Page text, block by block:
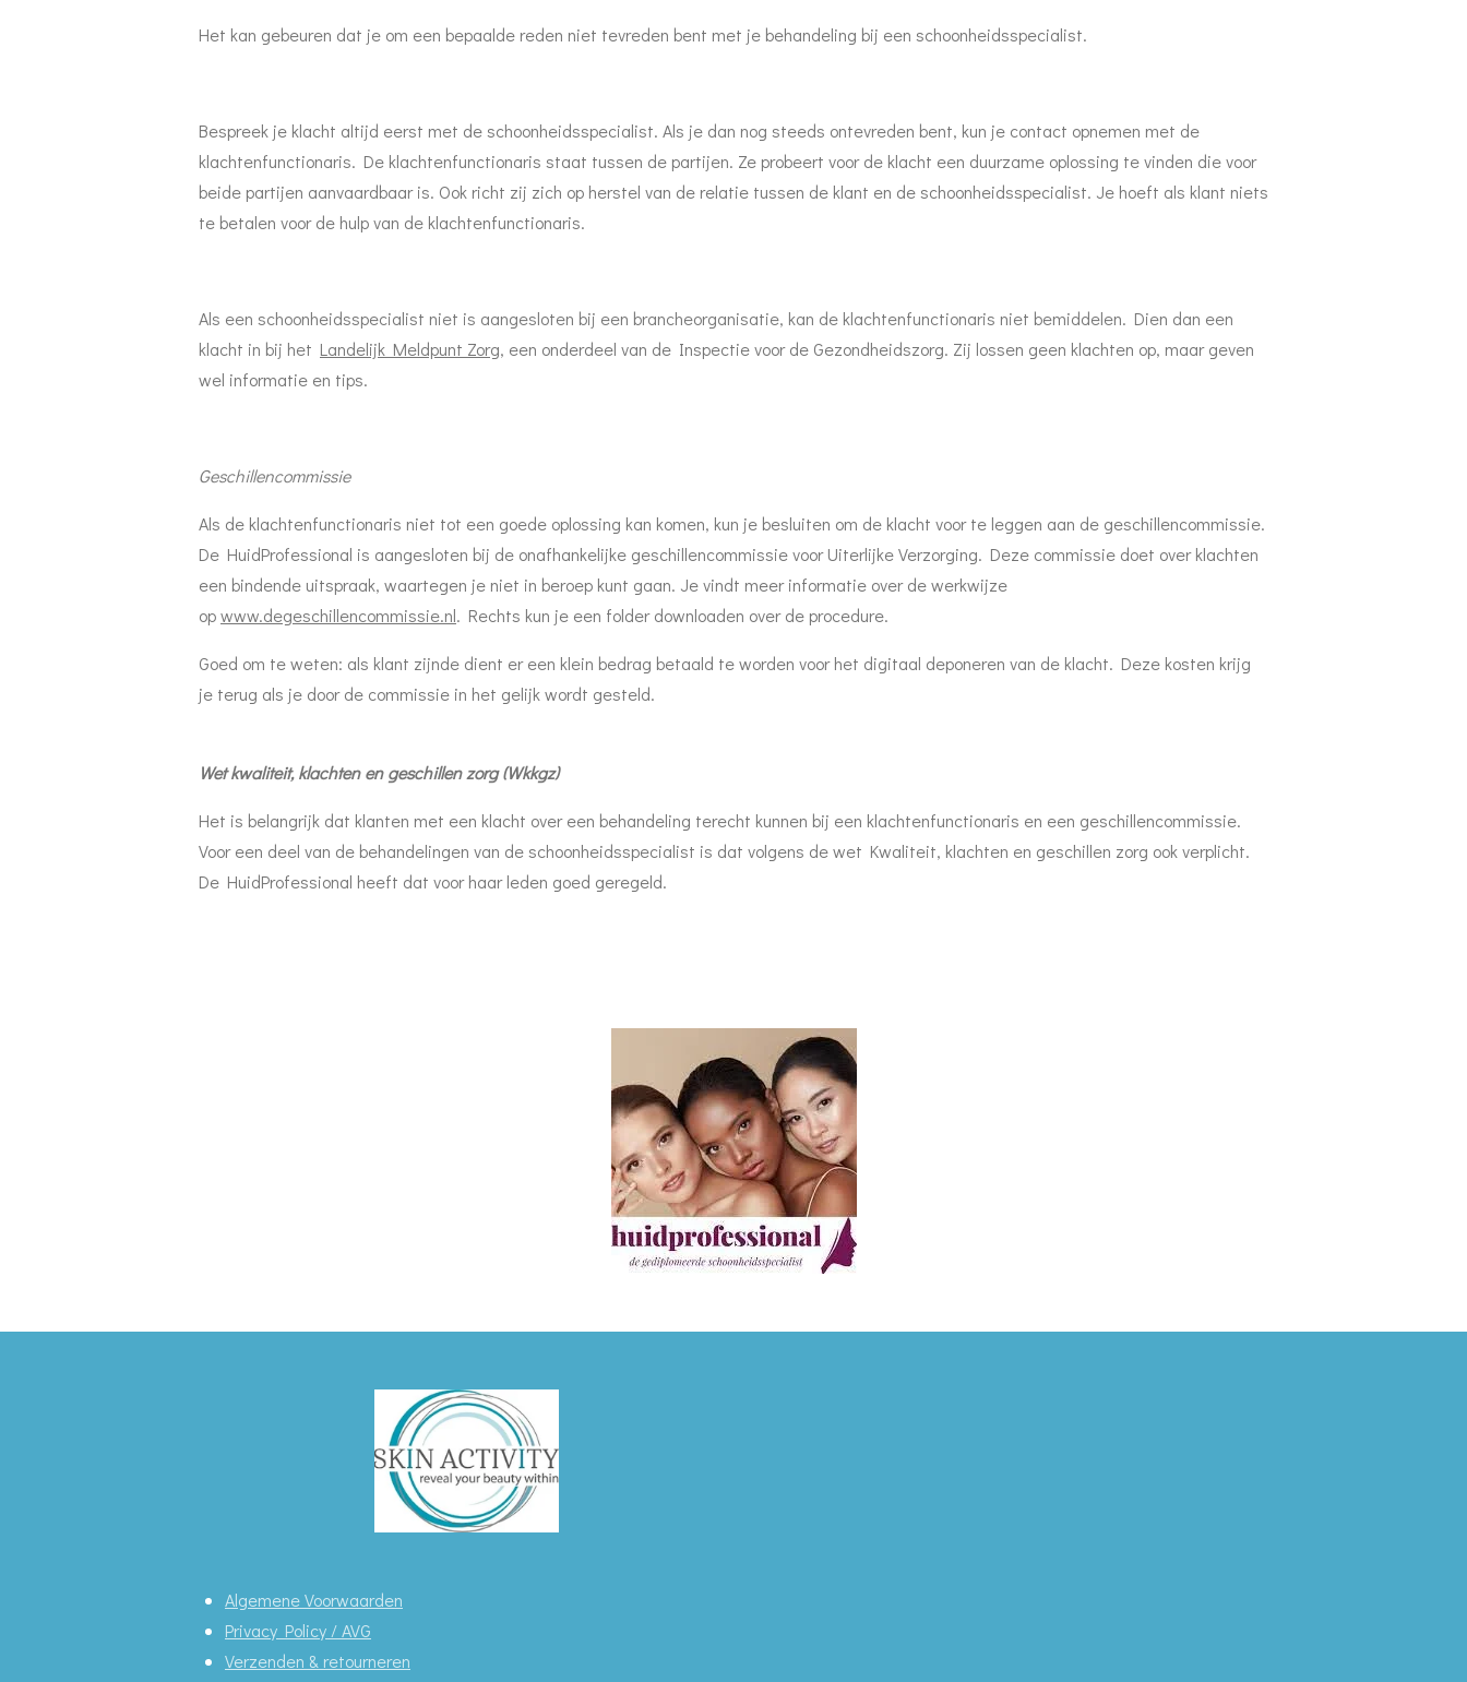
Het kan gebeuren dat je om een bepaalde reden niet tevreden bent met je behandeling bij een schoonheidsspecialist.
Bespreek je klacht altijd eerst met de schoonheidsspecialist. Als je dan nog steeds ontevreden bent, kun je contact opnemen met de
klachtenfunctionaris. De klachtenfunctionaris staat tussen de partijen. Ze probeert voor de klacht een duurzame oplossing te vinden die voor
beide partijen aanvaardbaar is. Ook richt zij zich op herstel van de relatie tussen de klant en de schoonheidsspecialist. Je hoeft als klant niets
te betalen voor de hulp van de klachtenfunctionaris.
Als een schoonheidsspecialist niet is aangesloten bij een brancheorganisatie, kan de klachtenfunctionaris niet bemiddelen. Dien dan een
klacht in bij het Landelijk Meldpunt Zorg, een onderdeel van de Inspectie voor de Gezondheidszorg. Zij lossen geen klachten op, maar geven
wel informatie en tips.
Geschillencommissie
Als de klachtenfunctionaris niet tot een goede oplossing kan komen, kun je besluiten om de klacht voor te leggen aan de geschillencommissie.
De HuidProfessional is aangesloten bij de onafhankelijke geschillencommissie voor Uiterlijke Verzorging. Deze commissie doet over klachten
een bindende uitspraak, waartegen je niet in beroep kunt gaan. Je vindt meer informatie over de werkwijze
opwww.degeschillencommissie.nl. Rechts kun je een folder downloaden over de procedure.
Goed om te weten: als klant zijnde dient er een klein bedrag betaald te worden voor het digitaal deponeren van de klacht. Deze kosten krijg
je terug als je door de commissie in het gelijk wordt gesteld.
Wet kwaliteit, klachten en geschillen zorg (Wkkgz)
Het is belangrijk dat klanten met een klacht over een behandeling terecht kunnen bij een klachtenfunctionaris en een geschillencommissie.
Voor een deel van de behandelingen van de schoonheidsspecialist is dat volgens de wet Kwaliteit, klachten en geschillen zorg ook verplicht.
De HuidProfessional heeft dat voor haar leden goed geregeld.
Algemene Voorwaarden
Privacy Policy / AVG
Verzenden & retourneren